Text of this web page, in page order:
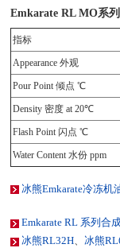
Emkarate RL MO系
指标
Appearance 外观
Pour Point 倾点 ℃
Density 密度 at 20℃
Flash Point 闪点 ℃
Water Content 水份 ppm
冰熊Emkarate冷冻机
Emkarate RL 系列合
冰熊RL32H、冰熊